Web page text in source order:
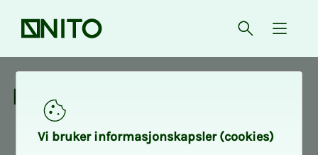
Forsiden Åpne søk
{
Kurs og aktiviteter fra NITO
Kurs og ak­­­ti­vi­­­te­­­ter
Vi bru­­­ker in­­­for­­­ma­­­sjons­­­kaps­­­­­ler (cookies)